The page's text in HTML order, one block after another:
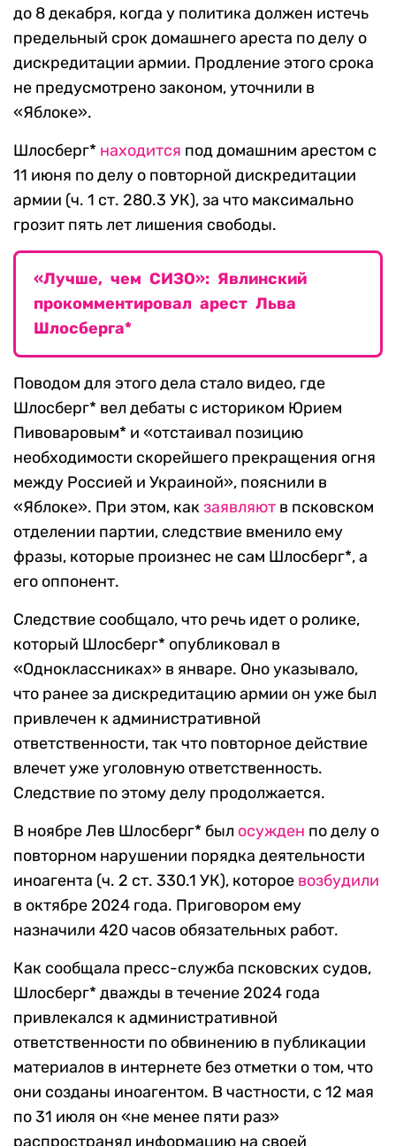
до 8 декабря, когда у политика должен истечь
предельный срок домашнего ареста по делу о
дискредитации армии. Продление этого срока
не предусмотрено законом, уточнили в
«Яблоке».
Шлосберг* находится под домашним арестом с
11 июня по делу о повторной дискредитации
армии (ч. 1 ст. 280.3 УК), за что максимально
грозит пять лет лишения свободы.
«Лучше, чем СИЗО»: Явлинский
прокомментировал арест Льва
Шлосберга*
Поводом для этого дела стало видео, где
Шлосберг* вел дебаты с историком Юрием
Пивоваровым* и «отстаивал позицию
необходимости скорейшего прекращения огня
между Россией и Украиной», пояснили в
«Яблоке». При этом, какзаявляют в псковском
отделении партии, следствие вменило ему
фразы, которые произнес не сам Шлосберг*, а
его оппонент.
Следствие сообщало, что речь идет о ролике,
который Шлосберг* опубликовал в
«Одноклассниках» в январе. Оно указывало,
что ранее за дискредитацию армии он уже был
привлечен к административной
ответственности, так что повторное действие
влечет уже уголовную ответственность.
Следствие по этому делу продолжается.
В ноябре Лев Шлосберг* был осужден по делу о
повторном нарушении порядка деятельности
иноагента (ч. 2 ст. 330.1 УК), которое возбудили
в октябре 2024 года. Приговором ему
назначили 420 часов обязательных работ.
Как сообщала пресс-служба псковских судов,
Шлосберг* дважды в течение 2024 года
привлекался к административной
ответственности по обвинению в публикации
материалов в интернете без отметки о том, что
они созданы иноагентом. В частности, с 12 мая
по 31 июля он «не менее пяти раз»
распространял информацию на своей